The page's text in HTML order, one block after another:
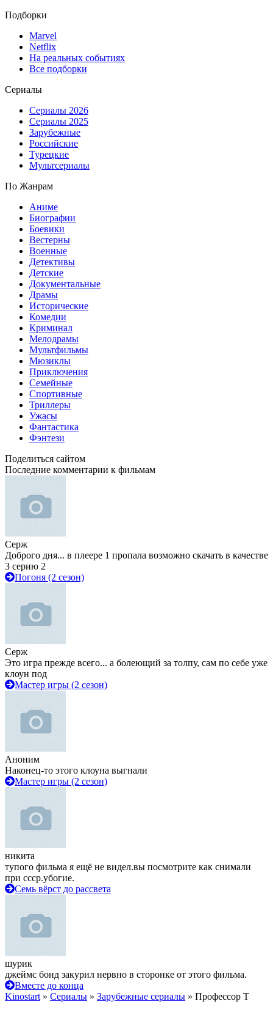
Подборки
Marvel
Netflix
На реальных событиях
Все подборки
Сериалы
Сериалы 2026
Сериалы 2025
Зарубежные
Российские
Турецкие
Мультсериалы
По Жанрам
Аниме
Биографии
Боевики
Вестерны
Военные
Детективы
Детские
Документальные
Драмы
Исторические
Комедии
Криминал
Мелодрамы
Мультфильмы
Мюзиклы
Приключения
Семейные
Спортивные
Триллеры
Ужасы
Фантастика
Фэнтези
Поделиться сайтом
Последние комментарии к фильмам
Серж
Доброго дня... в плеере 1 пропала возможно скачать в качестве
3 серию 2
Погоня (2 сезон)
Серж
Это игра прежде всего... а болеющий за толпу, сам по себе уже
клоун под
Мастер игры (2 сезон)
Аноним
Наконец-то этого клоуна выгнали
Мастер игры (2 сезон)
никита
тупого фильма я ещё не видел.вы посмотрите как снимали
при ссср.убогие.
Семь вёрст до рассвета
шурик
джеймс бонд закурил нервно в сторонке от этого фильма.
Вместе до конца
Kinostart » Сериалы » Зарубежные сериалы » Профессор Т